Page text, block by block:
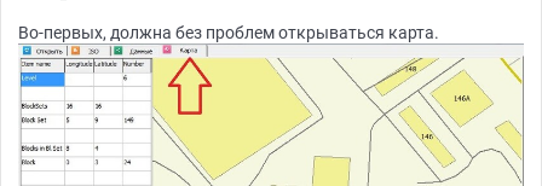
Во-первых, должна без проблем открываться карта.